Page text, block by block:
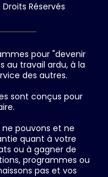
Réservés
pour "devenir
au travail ardu, à la
des autres.
sont conçus pour
pouvons et ne
quant à votre
ou à gagner de
programmes ou
pas et vos